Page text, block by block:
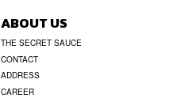
ABOUT US
THE SECRET SAUCE
CONTACT
ADDRESS
CAREER